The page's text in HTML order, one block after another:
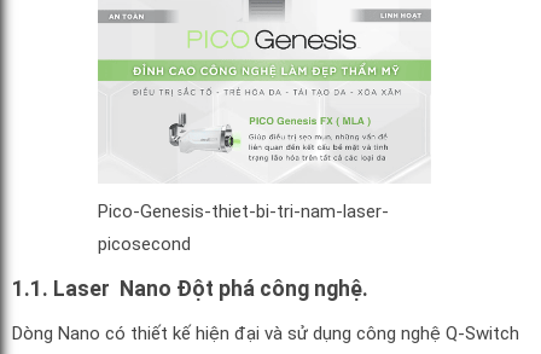
Pico-Genesis-thiet-bi-tri-nam-laser-
picosecond
1.1. Laser Nano Đột phá công nghệ.
Dòng Nano có thiết kế hiện đại và sử dụng công nghệ Q-Switch